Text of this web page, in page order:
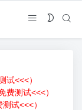
试<<<）
费测试<<<）
试<<<）